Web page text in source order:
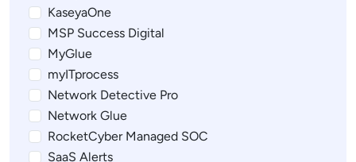
KaseyaOne
MSP Success Digital
MyGlue
myITprocess
Network Detective Pro
Network Glue
RocketCyber Managed SOC
SaaS Alerts